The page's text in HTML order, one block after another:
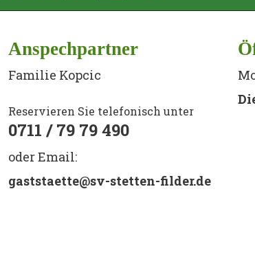
Anspechpartner
Familie Kopcic
Reservieren Sie telefonisch unter
0711 / 79 79 490
oder Email:
gaststaette@sv-stetten-filder.de